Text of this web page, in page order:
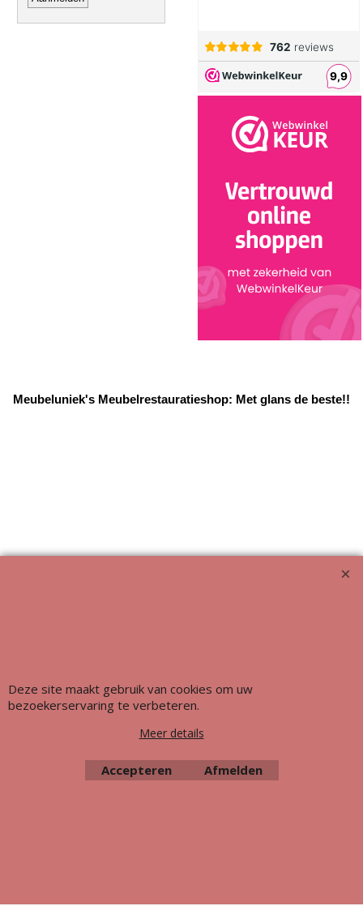
Meubeluniek's Meubelrestauratieshop: Met glans de beste!!
Deze site maakt gebruik van cookies om uw
bezoekerservaring te verbeteren.
Meer details
Accepteren Afmelden